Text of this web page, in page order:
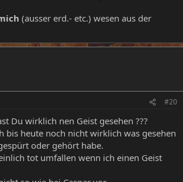
(ausser erd.- etc.) wesen aus der
#20
Du wirklich nen Geist gesehen ???
bis heute noch nicht wirklich was gesehen
oder gehört habe.
tot umfallen wenn ich einen Geist